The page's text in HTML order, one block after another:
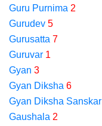
Guru Purnima 2
Gurudev 5
Gurusatta 7
Guruvar 1
Gyan 3
Gyan Diksha 6
Gyan Diksha Sanskar
Gaushala 2